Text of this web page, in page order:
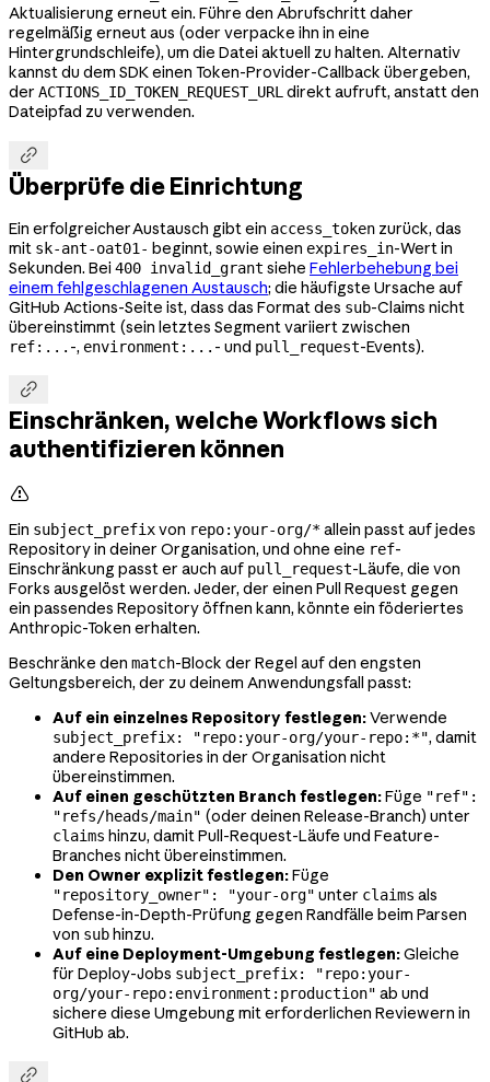
Aktualisierung erneut ein. Führe den Abrufschritt daher
regelmäßig erneut aus (oder verpacke ihn in eine
Hintergrundschleife), um die Datei aktuell zu halten. Alternativ
kannst du dem SDK einen Token-Provider-Callback übergeben,
der ACTIONS_ID_TOKEN_REQUEST_URLdirekt aufruft, anstatt den
Dateipfad zu verwenden.

Überprüfe die Einrichtung
Ein erfolgreicher Austausch gibt ein access_token zurück, das
mit sk-ant-oat01- beginnt, sowie einen expires_in-Wert in
Sekunden. Bei 400 invalid_grant siehe Fehlerbehebung bei
einem fehlgeschlagenen Austausch; die häufigste Ursache auf
GitHub Actions-Seite ist, dass das Format des sub-Claims nicht
übereinstimmt (sein letztes Segment variiert zwischen
ref:... -, environment:... - und pull_request-Events).

Einschränken, welche Workflows sich
authentifizieren können

Ein subject_prefixvon repo:your-org/*allein passt auf jedes
Repository in deiner Organisation, und ohne eine ref-
Einschränkung passt er auch auf pull_request-Läufe, die von
Forks ausgelöst werden. Jeder, der einen Pull Request gegen
ein passendes Repository öffnen kann, könnte ein föderiertes
Anthropic-Token erhalten.
Beschränke den match-Block der Regel auf den engsten
Geltungsbereich, der zu deinem Anwendungsfall passt:
Auf ein einzelnes Repository festlegen:Verwende
subject_prefix: "repo:your-org/your-repo:*", damit
andere Repositories in der Organisation nicht
übereinstimmen.
Auf einen geschützten Branch festlegen:Füge "ref":
"refs/heads/main" (oder deinen Release-Branch) unter
claims hinzu, damit Pull-Request-Läufe und Feature-
Branches nicht übereinstimmen.
Den Owner explizit festlegen:Füge
"repository_owner": "your-org" unter claims als
Defense-in-Depth-Prüfung gegen Randfälle beim Parsen
von subhinzu.
Auf eine Deployment-Umgebung festlegen:Gleiche
für Deploy-Jobs subject_prefix: "repo:your-
org/your-repo:environment:production" ab und
sichere diese Umgebung mit erforderlichen Reviewern in
GitHub ab.
